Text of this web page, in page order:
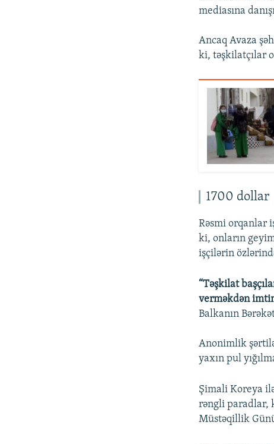
mediasına
Ancaq Avaza
ki, təşkilatçılar
1700 dollar
Rəsmi orqanlar
ki, onların
işçilərin
“Təşkilat
verməkdən
Balkanın
Anonimlik
yaxın pul
Şimali Koreya
rəngli paradlar,
Müstəqillik